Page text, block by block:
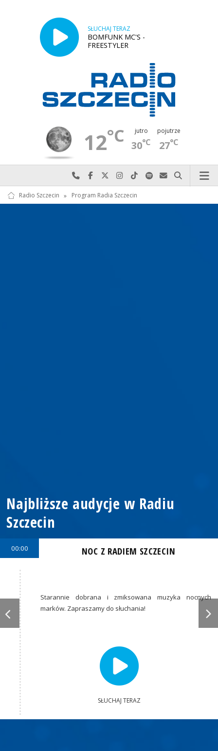
SŁUCHAJ TERAZ
BOMFUNK MC'S -
FREESTYLER
12°C jutro
30°C
pojutrze
27°C
Najlepiej po prostu do nas zadzwoń
Odwiedź nas na Facebook-u
Odwiedź nas na X
Odwiedź nas na Instagram-ie
Odwiedź nas na TikTok-u
Szukaj nas na Spotify
Wyślij do nas
Szukaj
Radio Szczecin » Program Radia Szczecin
Najbliższe audycje w Radiu
Szczecin
00:00 NOC Z RADIEM SZCZECIN
Starannie dobrana i zmiksowana muzyka nocnych
marków. Zapraszamy do słuchania!
SŁUCHAJ TERAZ